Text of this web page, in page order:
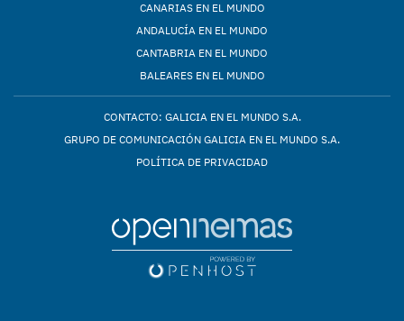
CANARIAS EN EL MUNDO
ANDALUCÍA EN EL MUNDO
CANTABRIA EN EL MUNDO
BALEARES EN EL MUNDO
CONTACTO: GALICIA EN EL MUNDO S.A.
GRUPO DE COMUNICACIÓN GALICIA EN EL MUNDO S.A.
POLÍTICA DE PRIVACIDAD